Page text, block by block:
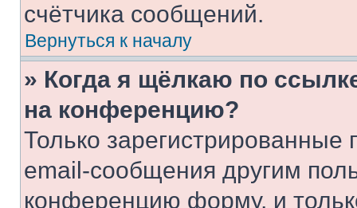
счётчика сообщений.
Вернуться к началу
» Когда я щёлкаю по
на конференцию?
Только зарегистрированные
email-сообщения другим
конференцию форму, и